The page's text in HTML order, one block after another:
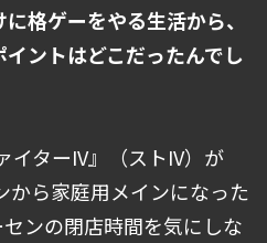
格ゲーをやる生活から、
ントはどこだったんでし
イターIV』（ストIV）が
から家庭用メインになった
ンの閉店時間を気にしな